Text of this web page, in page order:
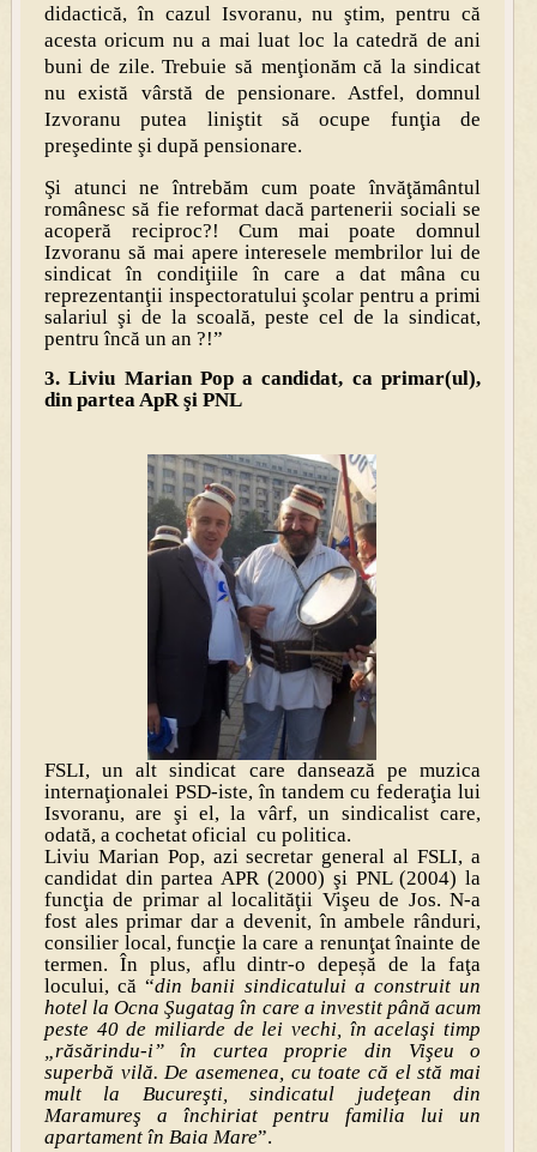
didactică, în cazul Isvoranu, nu ştim, pentru că
acesta oricum nu a mai luat loc la catedră de ani
buni de zile. Trebuie să menţionăm că la sindicat
nu există vârstă de pensionare. Astfel, domnul
Izvoranu putea liniştit să ocupe funţia de
preşedinte şi după pensionare.
Şi atunci ne întrebăm cum poate învăţământul
românesc să fie reformat dacă partenerii sociali se
acoperă reciproc?! Cum mai poate domnul
Izvoranu să mai apere interesele membrilor lui de
sindicat în condiţiile în care a dat mâna cu
reprezentanţii inspectoratului şcolar pentru a primi
salariul şi de la scoală, peste cel de la sindicat,
pentru încă un an ?!”
3. Liviu Marian Pop a candidat, ca primar(ul),
din partea ApR şi PNL
FSLI, un alt sindicat care dansează pe muzica
internaţionalei PSD-iste, în tandem cu federaţia lui
Isvoranu, are şi el, la vârf, un sindicalist care,
odată, a cochetat oficial cu politica.
Liviu Marian Pop, azi secretar general al FSLI, a
candidat din partea APR (2000) şi PNL (2004) la
funcţia de primar al localităţii Vişeu de Jos. N-a
fost ales primar dar a devenit, în ambele rânduri,
consilier local, funcţie la care a renunţat înainte de
termen. În plus, aflu dintr-o depeșă de la faţa
locului, că “din banii sindicatului a construit un
hotel la Ocna Şugatag în care a investit până acum
peste 40 de miliarde de lei vechi, în acelaşi timp
„răsărindu-i” în curtea proprie din Vişeu o
superbă vilă. De asemenea, cu toate că el stă mai
mult la Bucureşti, sindicatul judeţean din
Maramureş a închiriat pentru familia lui un
apartament în Baia Mare”.